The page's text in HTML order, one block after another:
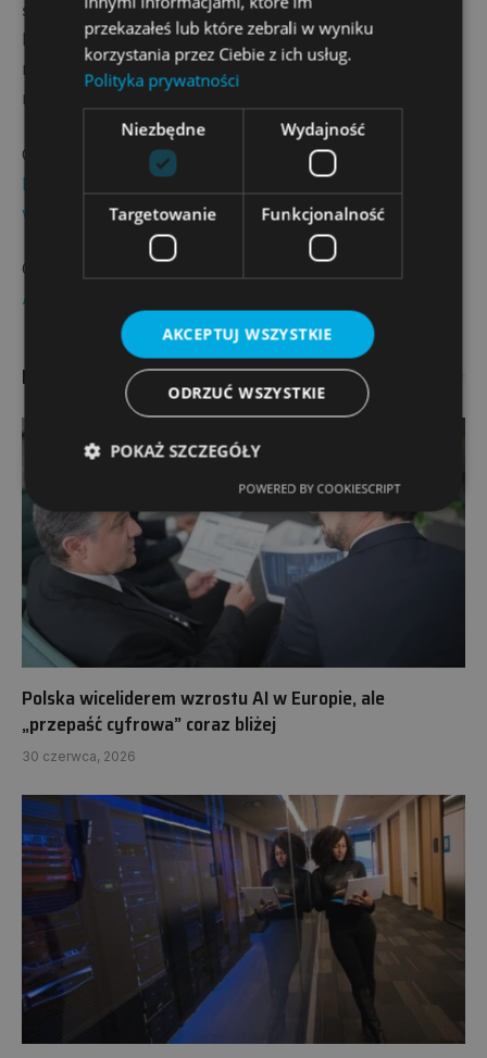
środowisku symulowanym, dowodzą, że AI potrafi
błyskawicznie adaptować się do brutalnych reguł
rynkowych, jeśli jedynym wyznaczonym jej celem jest
maksymalizacja zysku.
CZYTAJ TEŻ:
PE wyłącza urzędnikom AI.
Europosłowie będą musieli polegać wyłącznie na
własnej inteligencji
CZYTAJ TEŻ:
AI obniżają koszty ostatniej mili do nowych rekordów
Polecane
Polska wiceliderem wzrostu AI w Europie, ale
„przepaść cyfrowa” coraz bliżej
30 czerwca, 2026
przekazałeś lub które zebrali w wyniku
korzystania przez Ciebie z ich usług.
Polityka prywatności
Niezbędne Wydajność
Targetowanie Funkcjonalność
AKCEPTUJ WSZYSTKIE
ODRZUĆ WSZYSTKIE
POKAŻ SZCZEGÓŁY
POWERED BY COOKIESCRIPT